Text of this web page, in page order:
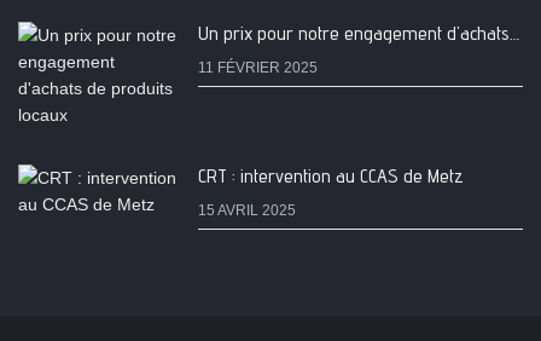
Un prix pour notre engagement d'achats de produits locaux
11 FÉVRIER 2025
CRT : intervention au CCAS de Metz
15 AVRIL 2025